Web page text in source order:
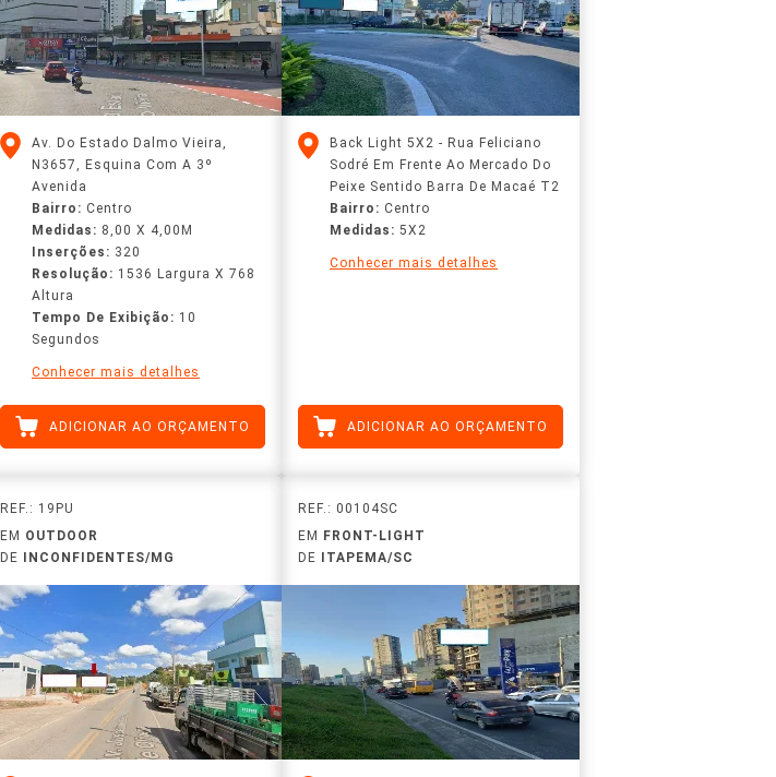
Av. Do Estado Dalmo Vieira,
N3657, Esquina Com A 3º
Avenida
Bairro: Centro
Medidas: 8,00 X 4,00M
Inserções: 320
Resolução: 1536 Largura X 768
Altura
Tempo De Exibição: 10
Segundos
Conhecer mais detalhes
ADICIONAR AO ORÇAMENTO
Back Light 5X2 - Rua Feliciano
Sodré Em Frente Ao Mercado Do
Peixe Sentido Barra De Macaé T2
Bairro: Centro
Medidas: 5X2
Conhecer mais detalhes
ADICIONAR AO ORÇAMENTO
REF.: 19PU
EM OUTDOOR
DE INCONFIDENTES/MG
REF.: 00104SC
EM FRONT-LIGHT
DE ITAPEMA/SC